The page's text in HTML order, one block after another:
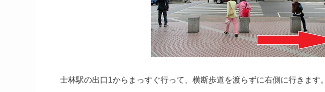
士林駅の出口1からまっすぐ行って、横断歩道を渡らずに右側に行きます。